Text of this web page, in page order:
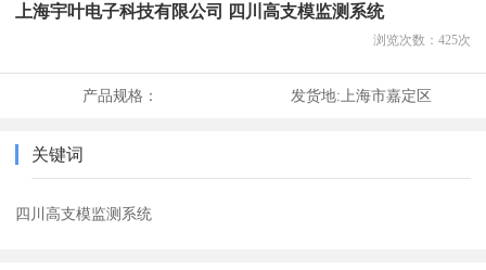
上海宇叶电子科技有限公司 四川高支模监测系统
浏览次数： 425次
产品规格： 发货地:上海市嘉定区
关键词
四川高支模监测系统